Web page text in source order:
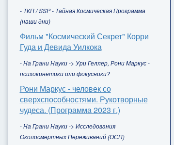
- ТКП / SSP - Тайная Космическая Программа
(наши дни)
Фильм "Космический Секрет" Корри
Гуда и Девида Уилкока
- На Грани Науки -> Ури Геллер, Рони Маркус -
психокинетики или фокусники?
Рони Маркус - человек со
сверхспособностями. Рукотворные
чудеса. (Программа 2023 г.)
- На Грани Науки -> Исследования
Околосмертных Переживаний (ОСП)